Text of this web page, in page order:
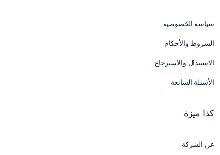
سياسة الخصوصية
الشروط والأحكام
الاستبدال والاسترجاع
الأسئلة الشائعة
كذا ميزة
عن الشركة